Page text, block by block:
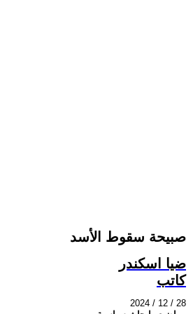
صبيحة سقوط الأسد
ضيا اسكندر
كاتب
2024 / 12 / 28